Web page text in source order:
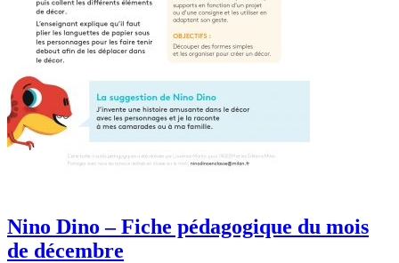
Nino Dino – Fiche pédagogique du mois
de décembre